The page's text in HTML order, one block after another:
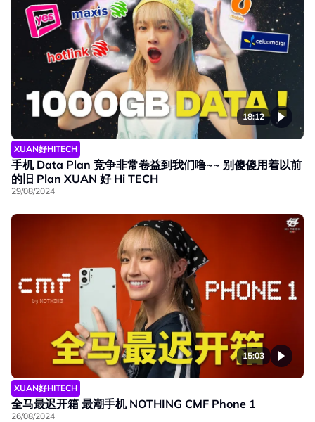
18:12
XUAN好HITECH
手机 Data Plan 竞争非常卷益到我们噜~~ 别傻傻用着以前
的旧 Plan XUAN 好 Hi TECH
29/08/2024
15:03
XUAN好HITECH
全马最迟开箱 最潮手机 NOTHING CMF Phone 1
26/08/2024